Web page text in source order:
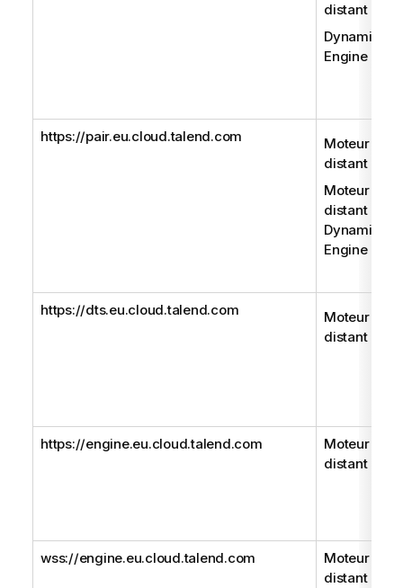
distant
Dynamic
Engine
https://pair.eu.cloud.talend.com
Moteur
distant
Moteur
distant
Dynamic
Engine
https://dts.eu.cloud.talend.com
Moteur
distant
https://engine.eu.cloud.talend.com
Moteur
distant
wss://engine.eu.cloud.talend.com
Moteur
distant